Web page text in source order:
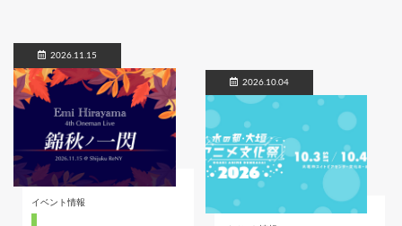
2026.11.15
イベント情報
2026.10.04